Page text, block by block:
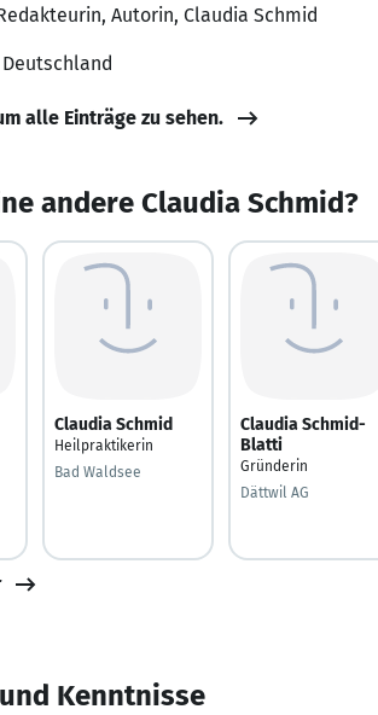
Autorin, Claudia Schmid
Deutschland
alle Einträge zu sehen.
andere Claudia Schmid?
Claudia Schmid
Heilpraktikerin
Bad Waldsee
Claudia Schmid-
Blatti
Gründerin
Dättwil AG
Kenntnisse